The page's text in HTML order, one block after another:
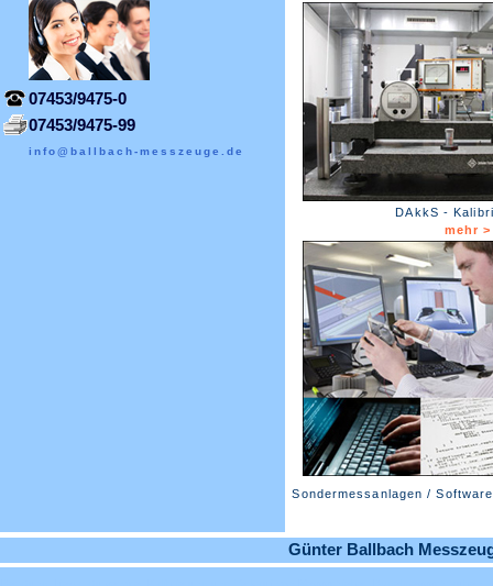
07453/9475-0
07453/9475-99
info@ballbach-messzeuge.de
DAkkS -
mehr >
Sondermessanlagen /
Günter Ballbach